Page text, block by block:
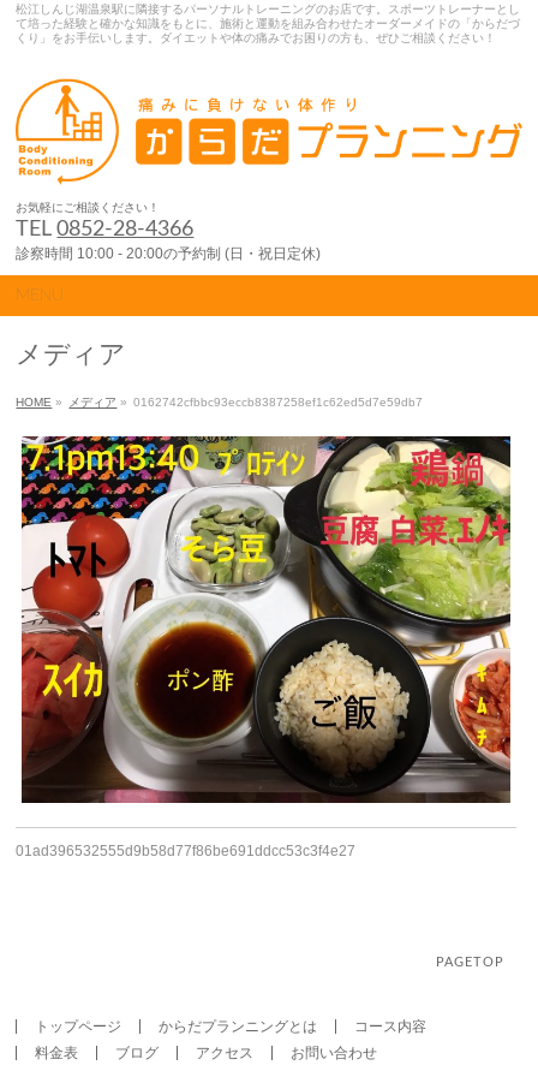
松江しんじ湖温泉駅に隣接するパーソナルトレーニングのお店です。スポーツトレーナーとし
て培った経験と確かな知識をもとに、施術と運動を組み合わせたオーダーメイドの「からだづ
くり」をお手伝いします。ダイエットや体の痛みでお困りの方も、ぜひご相談ください！
お気軽にご相談ください！
TEL0852-28-4366
診察時間 10:00 - 20:00の予約制 (日・祝日定休)
MENU
メディア
HOME » メディア » 0162742cfbbc93eccb8387258ef1c62ed5d7e59db7
01ad396532555d9b58d77f86be691ddcc53c3f4e27
PAGETOP
トップページ からだプランニングとは
コース内容
料金表
ブログ アクセス お問い合わせ